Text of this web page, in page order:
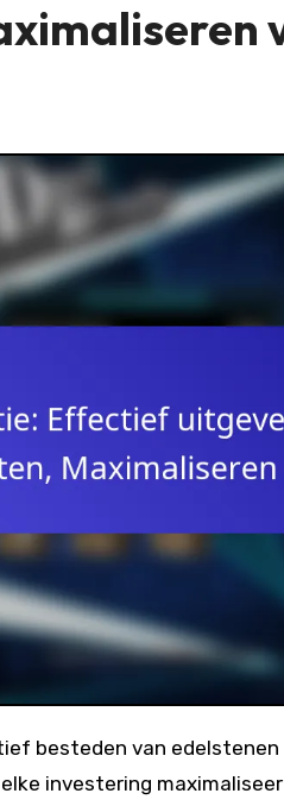
investering